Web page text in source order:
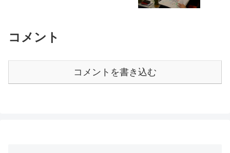
コメント
コメントを書き込む